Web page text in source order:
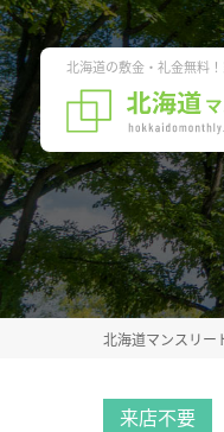
北海道の敷金・礼金無料
北海道マンスリー
来店不要